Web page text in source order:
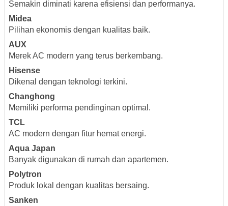
Semakin diminati karena efisiensi dan performanya.
Midea
Pilihan ekonomis dengan kualitas baik.
AUX
Merek AC modern yang terus berkembang.
Hisense
Dikenal dengan teknologi terkini.
Changhong
Memiliki performa pendinginan optimal.
TCL
AC modern dengan fitur hemat energi.
Aqua Japan
Banyak digunakan di rumah dan apartemen.
Polytron
Produk lokal dengan kualitas bersaing.
Sanken